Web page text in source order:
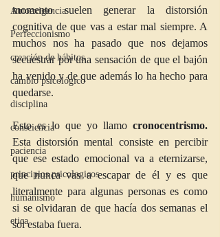
Autoexigencia
Perfeccionismo
creación de hábitos
cambio psicológico
disciplina
consciencia
paciencia
principios psicologicos
humanismo
etica
momento suelen generar la distorsión
cognitiva de que vas a estar mal siempre. A
muchos nos ha pasado que nos dejamos
secuestrar por una sensación de que el bajón
ha venido y de que además lo ha hecho para
quedarse.
Esto es lo que yo llamo
Esta distorsión mental consiste en percibir
que ese estado emocional va a eternizarse,
que nunca vas a escapar de él y es que
literalmente para algunas personas es como
si se olvidaran de que hacía dos semanas el
sol estaba fuera.